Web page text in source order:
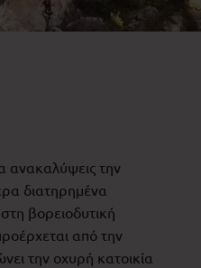
ανακαλύψεις την
διατηρημένα
βορειοδυτική
από την
την οχυρή κατοικία